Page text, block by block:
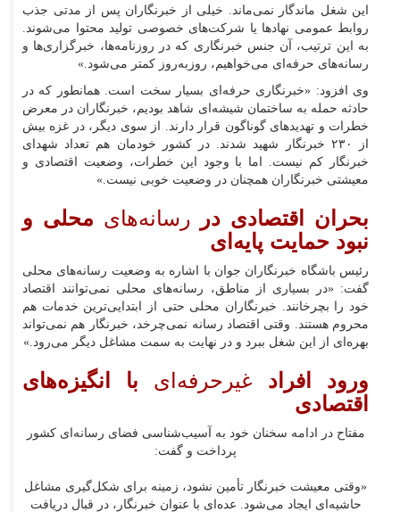
این شغل ماندگار نمی‌ماند. خیلی از خبرنگاران پس از مدتی جذب
روابط عمومی‌ نهادها یا شرکت‌های خصوصی تولید محتوا می‌شوند.
به این ترتیب، آن جنس خبرنگاری که در روزنامه‌ها، خبرگزاری‌ها و
رسانه‌های حرفه‌ای می‌خواهیم، روزبه‌روز کمتر می‌شود.»
وی افزود: «خبرنگاری حرفه‌ای بسیار سخت است. همانطور که در
حادثه حمله به ساختمان شیشه‌ای شاهد بودیم، خبرنگاران در معرض
خطرات و تهدیدهای گوناگون قرار دارند. از سوی دیگر، در غزه بیش
از ۲۳۰ خبرنگار شهید شدند. در کشور خودمان هم تعداد شهدای
خبرنگار کم نیست. اما با وجود این خطرات، وضعیت اقتصادی و
معیشتی خبرنگاران همچنان در وضعیت خوبی نیست.»
بحران اقتصادی در رسانه‌های محلی و
نبود حمایت پایه‌ای
رئیس باشگاه خبرنگاران جوان با اشاره به وضعیت رسانه‌های محلی
گفت: «در بسیاری از مناطق، رسانه‌های محلی نمی‌توانند اقتصاد
خود را بچرخانند. خبرنگاران محلی حتی از ابتدایی‌ترین خدمات هم
محروم هستند. وقتی اقتصاد رسانه نمی‌چرخد، خبرنگار هم نمی‌تواند
بهره‌ای از این شغل ببرد و در نهایت به سمت مشاغل دیگر می‌رود.»
ورود افراد غیرحرفه‌ای با انگیزه‌های
اقتصادی
مفتاح در ادامه سخنان خود به آسیب‌شناسی فضای رسانه‌ای کشور
پرداخت و گفت:
«وقتی معیشت خبرنگار تأمین نشود، زمینه برای شکل‌گیری مشاغل
حاشیه‌ای ایجاد می‌شود. عده‌ای با عنوان خبرنگار، در قبال دریافت